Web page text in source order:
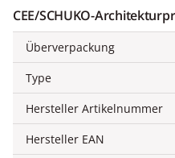
CEE/SCHUKO-
Überverpackung
Type
Hersteller Artikelnummer
Hersteller EAN